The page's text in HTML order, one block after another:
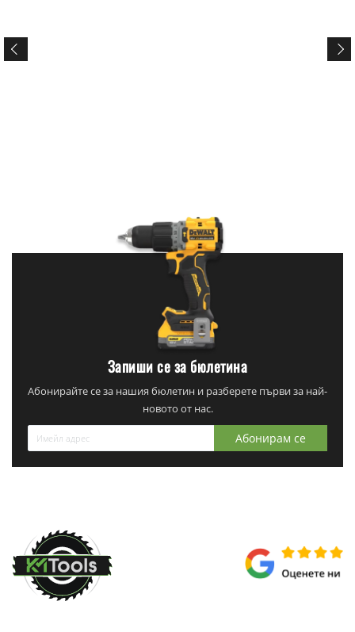
Запиши се за бюлетина
Абонирайте се за нашия бюлетин и разберете първи за най-
новото от нас.
Абонирам се